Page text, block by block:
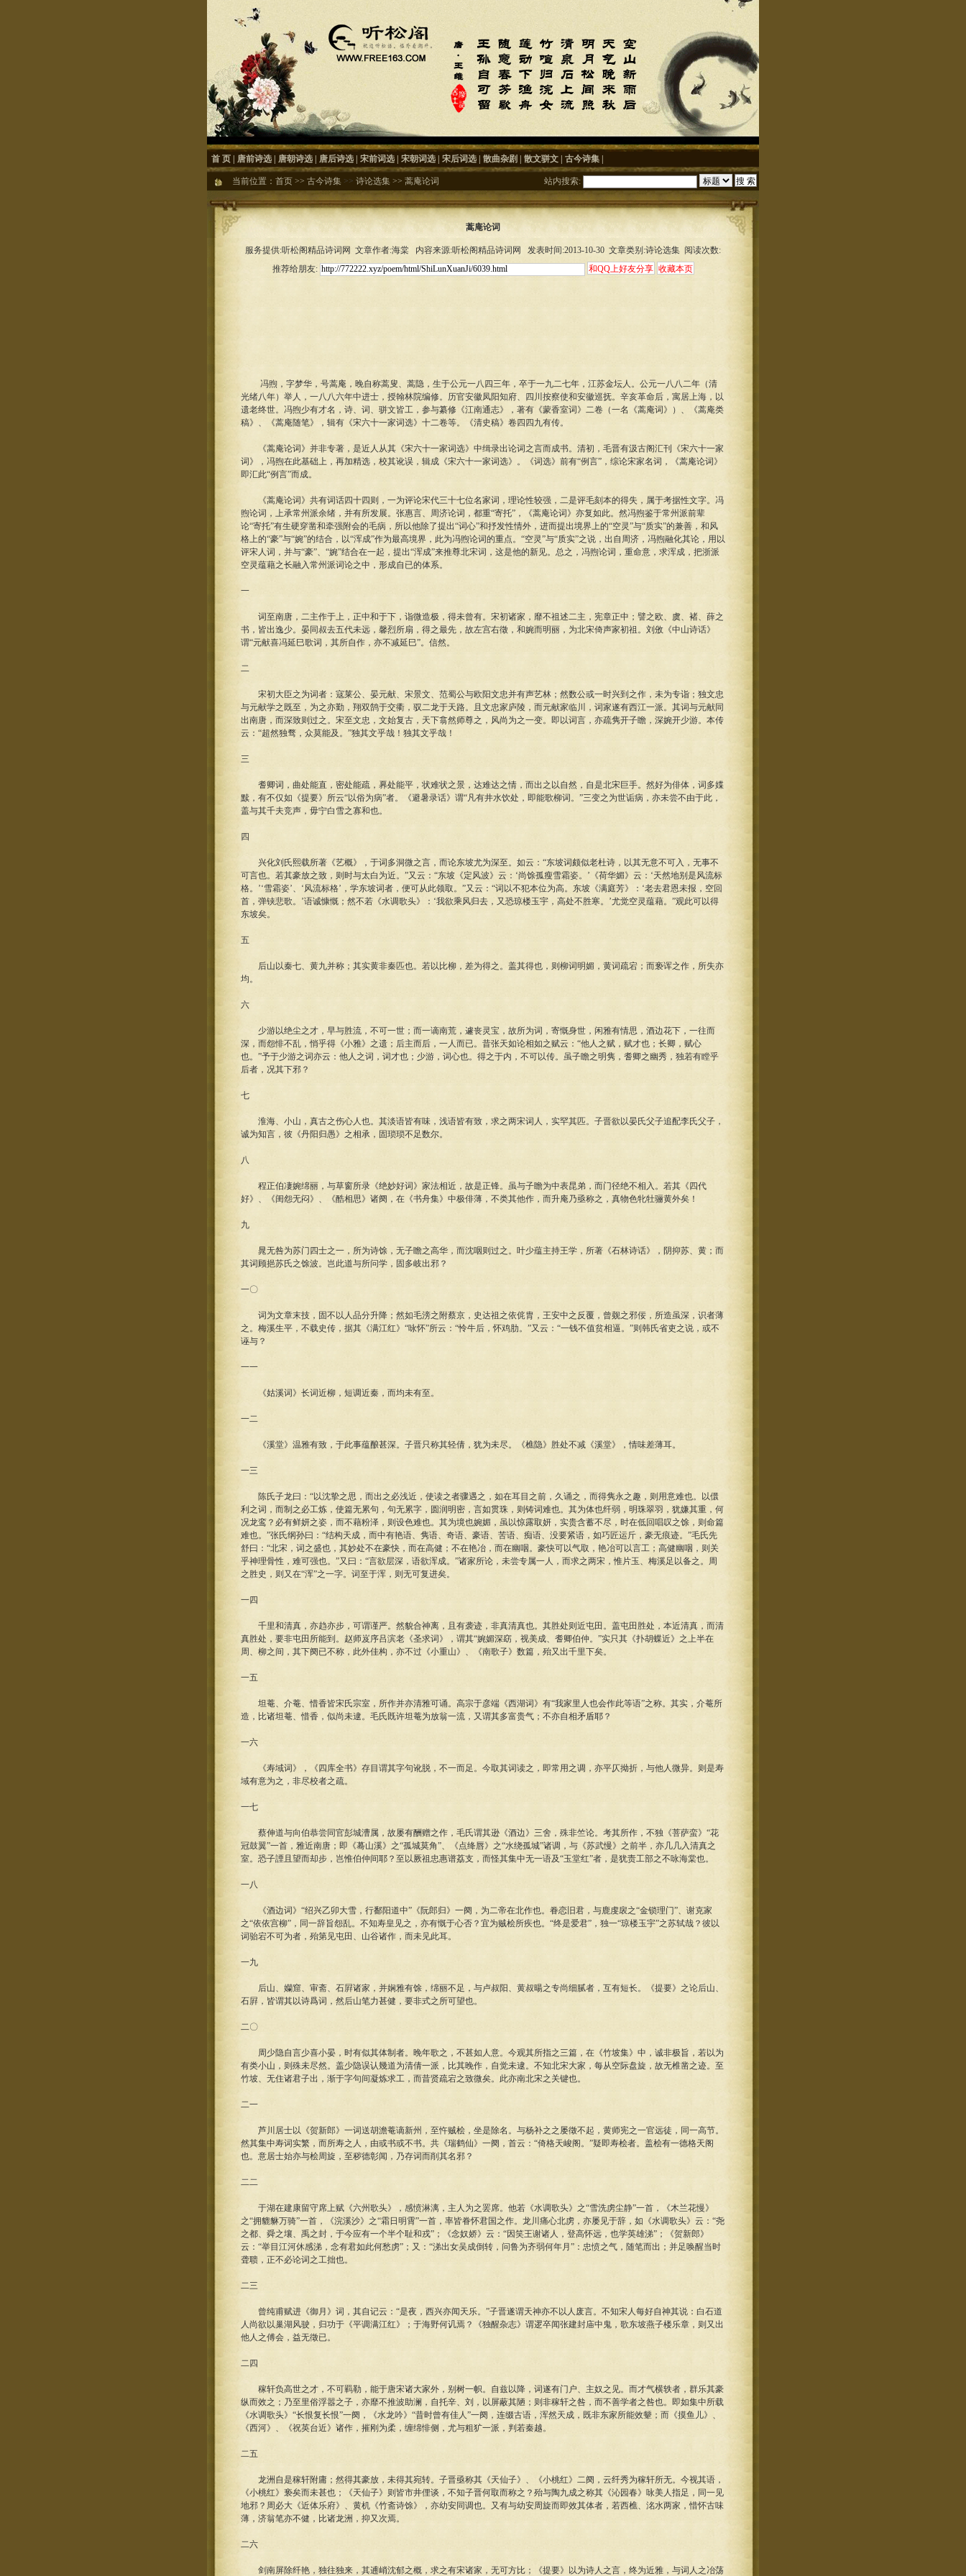
首 页 唐前诗选 唐朝诗选 唐后诗选 宋前词选 宋朝词选 宋后词选 散曲杂剧 散文骈文 古今诗集
当前位置： 首页 >> 古今诗集 >> 诗论选集 >> 蒿庵论词 站内搜索:
蒿庵论词
服务提供:听松阁精品诗词网 文章作者:海棠 内容来源:听松阁精品诗词网 发表时间:2013-10-30 文章类别:诗论选集 阅读次数:
推荐给朋友:
冯煦，字梦华，号蒿庵，晚自称蒿叟、蒿隐，生于公元一八四三年，卒于一九二七年，江苏金坛人。公元一八八二年（清
光绪八年）举人，一八八六年中进士，授翰林院编修。历官安徽凤阳知府、四川按察使和安徽巡抚。辛亥革命后，寓居上海，以
遗老终世。冯煦少有才名，诗、词、骈文皆工，参与纂修《江南通志》，著有《蒙香室词》二卷（一名《蒿庵词》）、《蒿庵类
稿》、《蒿庵随笔》，辑有《宋六十一家词选》十二卷等。《清史稿》卷四四九有传。
《蒿庵论词》并非专著，是近人从其《宋六十一家词选》中缉录出论词之言而成书。清初，毛晋有汲古阁汇刊《宋六十一家
词》，冯煦在此基础上，再加精选，校其讹误，辑成《宋六十一家词选》。《词选》前有“例言”，综论宋家名词，《蒿庵论词》
即汇此“例言”而成。
《蒿庵论词》共有词话四十四则，一为评论宋代三十七位名家词，理论性较强，二是评毛刻本的得失，属于考据性文字。冯
煦论词，上承常州派余绪，并有所发展。张惠言、周济论词，都重“寄托”，《蒿庵论词》亦复如此。然冯煦鉴于常州派前辈
论“寄托”有生硬穿凿和牵强附会的毛病，所以他除了提出“词心”和抒发性情外，进而提出境界上的“空灵”与“质实”的兼善，和风
格上的“豪”与“婉”的结合，以“浑成”作为最高境界，此为冯煦论词的重点。“空灵”与“质实”之说，出自周济，冯煦融化其论，用以
评宋人词，并与“豪”、“婉”结合在一起，提出“浑成”来推尊北宋词，这是他的新见。总之，冯煦论词，重命意，求浑成，把浙派
空灵蕴藉之长融入常州派词论之中，形成自已的体系。
一
词至南唐，二主作于上，正中和于下，诣微造极，得未曾有。宋初诸家，靡不祖述二主，宪章正中；譬之欧、虞、褚、薛之
书，皆出逸少。晏同叔去五代未远，馨烈所扇，得之最先，故左宫右徵，和婉而明丽，为北宋倚声家初祖。刘攽《中山诗话》
谓“元献喜冯延巳歌词，其所自作，亦不减延巳”。信然。
二
宋初大臣之为词者：寇莱公、晏元献、宋景文、范蜀公与欧阳文忠并有声艺林；然数公或一时兴到之作，未为专诣；独文忠
与元献学之既至，为之亦勤，翔双鹄于交衢，驭二龙于天路。且文忠家庐陵，而元献家临川，词家遂有西江一派。其词与元献同
出南唐，而深致则过之。宋至文忠，文始复古，天下翕然师尊之，风尚为之一变。即以词言，亦疏隽开子瞻，深婉开少游。本传
云：“超然独骛，众莫能及。”独其文乎哉！独其文乎哉！
三
耆卿词，曲处能直，密处能疏，奡处能平，状难状之景，达难达之情，而出之以自然，自是北宋巨手。然好为俳体，词多媟
黩，有不仅如《提要》所云“以俗为病”者。《避暑录话》谓“凡有井水饮处，即能歌柳词。”三变之为世诟病，亦未尝不由于此，
盖与其千夫竞声，毋宁白雪之寡和也。
四
兴化刘氏熙载所著《艺概》，于词多洞微之言，而论东坡尤为深至。如云：“东坡词颇似老杜诗，以其无意不可入，无事不
可言也。若其豪放之致，则时与太白为近。”又云：“东坡《定风波》云：‘尚馀孤瘦雪霜姿。’《荷华媚》云：‘天然地别是风流标
格。’‘雪霜姿’、‘风流标格’，学东坡词者，便可从此领取。”又云：“词以不犯本位为高。东坡《满庭芳》：‘老去君恩未报，空回
首，弹铗悲歌。’语诚慷慨；然不若《水调歌头》：‘我欲乘风归去，又恐琼楼玉宇，高处不胜寒。’尤觉空灵蕴藉。”观此可以得
东坡矣。
五
后山以秦七、黄九并称；其实黄非秦匹也。若以比柳，差为得之。盖其得也，则柳词明媚，黄词疏宕；而亵诨之作，所失亦
均。
六
少游以绝尘之才，早与胜流，不可一世；而一谪南荒，遽丧灵宝，故所为词，寄慨身世，闲雅有情思，酒边花下，一往而
深，而怨悱不乱，悄乎得《小雅》之遗；后主而后，一人而已。昔张天如论相如之赋云：“他人之赋，赋才也；长卿，赋心
也。”予于少游之词亦云：他人之词，词才也；少游，词心也。得之于内，不可以传。虽子瞻之明隽，耆卿之幽秀，独若有瞠乎
后者，况其下邪？
七
淮海、小山，真古之伤心人也。其淡语皆有味，浅语皆有致，求之两宋词人，实罕其匹。子晋欲以晏氏父子追配李氏父子，
诚为知言，彼《丹阳归愚》之相承，固琐琐不足数尔。
八
程正伯凄婉绵丽，与草窗所录《绝妙好词》家法相近，故是正锋。虽与子瞻为中表昆弟，而门径绝不相入。若其《四代
好》、《闺怨无闷》、《酷相思》诸阕，在《书舟集》中极俳薄，不类其他作，而升庵乃亟称之，真物色牝牡骊黄外矣！
九
晁无咎为苏门四士之一，所为诗馀，无子瞻之高华，而沈咽则过之。叶少蕴主持王学，所著《石林诗话》，阴抑苏、黄；而
其词顾挹苏氏之馀波。岂此道与所问学，固多岐出邪？
一〇
词为文章末技，固不以人品分升降；然如毛滂之附蔡京，史达祖之依侂胄，王安中之反覆，曾觌之邪佞，所造虽深，识者薄
之。梅溪生平，不载史传，据其《满江红》“咏怀”所云：“怜牛后，怀鸡肋。”又云：“一钱不值贫相逼。”则韩氏省吏之说，或不
诬与？
一一
《姑溪词》长词近柳，短调近秦，而均未有至。
一二
《溪堂》温雅有致，于此事蕴酿甚深。子晋只称其轻倩，犹为未尽。《樵隐》胜处不减《溪堂》，情味差薄耳。
一三
陈氏子龙曰：“以沈挚之思，而出之必浅近，使读之者骤遇之，如在耳目之前，久诵之，而得隽永之趣，则用意难也。以儇
利之词，而制之必工炼，使篇无累句，句无累字，圆润明密，言如贯珠，则铸词难也。其为体也纤弱，明珠翠羽，犹嫌其重，何
况龙鸾？必有鲜妍之姿，而不藉粉泽，则设色难也。其为境也婉媚，虽以惊露取妍，实贵含蓄不尽，时在低回唱叹之馀，则命篇
难也。”张氏纲孙曰：“结构天成，而中有艳语、隽语、奇语、豪语、苦语、痴语、没要紧语，如巧匠运斤，豪无痕迹。”毛氏先
舒曰：“北宋，词之盛也，其妙处不在豪快，而在高健；不在艳冶，而在幽咽。豪快可以气取，艳冶可以言工；高健幽咽，则关
乎神理骨性，难可强也。”又曰：“言欲层深，语欲浑成。”诸家所论，未尝专属一人，而求之两宋，惟片玉、梅溪足以备之。周
之胜史，则又在“浑”之一字。词至于浑，则无可复进矣。
一四
千里和清真，亦趋亦步，可谓谨严。然貌合神离，且有袭迹，非真清真也。其胜处则近屯田。盖屯田胜处，本近清真，而清
真胜处，要非屯田所能到。赵师岌序吕滨老《圣求词》，谓其“婉媚深窈，视美成、耆卿伯仲。”实只其《扑胡蝶近》之上半在
周、柳之间，其下阕已不称，此外佳构，亦不过《小重山》、《南歌子》数篇，殆又出千里下矣。
一五
坦菴、介菴、惜香皆宋氏宗室，所作并亦清雅可诵。高宗于彦端《西湖词》有“我家里人也会作此等语”之称。其实，介菴所
造，比诸坦菴、惜香，似尚未逮。毛氏既许坦菴为放翁一流，又谓其多富贵气；不亦自相矛盾耶？
一六
《寿域词》，《四库全书》存目谓其字句讹脱，不一而足。今取其词读之，即常用之调，亦平仄拗折，与他人微异。则是寿
域有意为之，非尽校者之疏。
一七
蔡伸道与向伯恭尝同官彭城漕属，故屡有酬赠之作，毛氏谓其逊《酒边》三舍，殊非竺论。考其所作，不独《菩萨蛮》“花
冠鼓翼”一首，雅近南唐；即《蓦山溪》之“孤城莫角”、《点绛唇》之“水绕孤城”诸调，与《苏武慢》之前半，亦几几入清真之
室。恐子諲且望而却步，岂惟伯仲间耶？至以厥祖忠惠谱荔支，而怪其集中无一语及“玉堂红”者，是犹责工部之不咏海棠也。
一八
《酒边词》“绍兴乙卯大雪，行鄱阳道中”《阮郎归》一阕，为二帝在北作也。眷恋旧君，与鹿虔扆之“金锁理门”、谢克家
之“依依宫柳”，同一辞旨怨乱。不知寿皇见之，亦有慨于心否？宜为贼桧所疾也。“终是爱君”，独一“琼楼玉宇”之苏轼哉？彼以
词骀宕不可为者，殆第见屯田、山谷诸作，而未见此耳。
一九
后山、孏窟、审斋、石屛诸家，并娴雅有馀，绵丽不足，与卢叔阳、黄叔暘之专尚细腻者，互有短长。《提要》之论后山、
石屛，皆谓其以诗爲词，然后山笔力甚健，要非式之所可望也。
二〇
周少隐自言少喜小晏，时有似其体制者。晚年歌之，不甚如人意。今观其所指之三篇，在《竹坡集》中，诚非极旨，若以为
有类小山，则殊未尽然。盖少隐误认幾道为清倩一派，比其晚作，自觉未逮。不知北宋大家，每从空际盘旋，故无椎凿之迹。至
竹坡、无住诸君子出，渐于字句间凝炼求工，而昔贤疏宕之致微矣。此亦南北宋之关键也。
二一
芦川居士以《贺新郎》一词送胡澹菴谪新州，至忤贼桧，坐是除名。与杨补之之屡徵不起，黄师宪之一官远徒，同一高节。
然其集中寿词实繁，而所寿之人，由或书或不书。共《瑞鹤仙》一阕，首云：“倚格天峻阁。”疑即寿桧者。盖桧有一德格天阁
也。意居士始亦与桧周旋，至秽德彰闻，乃存词而削其名邪？
二二
于湖在建康留守席上赋《六州歌头》，感愤淋漓，主人为之罢席。他若《水调歌头》之“雪洗虏尘静”一首，《木兰花慢》
之“拥貔貅万骑”一首，《浣溪沙》之“霜日明霄”一首，率皆眷怀君国之作。龙川痛心北虏，亦屡见于辞，如《水调歌头》云：“尧
之都、舜之壤、禹之封，于今应有一个半个耻和戎”；《念奴娇》云：“因笑王谢诸人，登高怀远，也学英雄涕”；《贺新郎》
云：“举目江河休感涕，念有君如此何愁虏”；又：“涕出女吴成倒转，问鲁为齐弱何年月”：忠愤之气，随笔而出；并足唤醒当时
聋聩，正不必论词之工拙也。
二三
曾纯甫赋进《御月》词，其自记云：“是夜，西兴亦闻天乐。”子晋遂谓天神亦不以人废言。不知宋人每好自神其说：白石道
人尚欲以巢湖风驶，归功于《平调满江红》；于海野何讥焉？《独醒杂志》谓逻卒闻张建封庙中鬼，歌东坡燕子楼乐章，则又出
他人之傅会，益无徵已。
二四
稼轩负高世之才，不可羁勒，能于唐宋诸大家外，别树一帜。自兹以降，词遂有门户、主奴之见。而才气横轶者，群乐其豪
纵而效之；乃至里俗浮嚣之子，亦靡不推波助澜，自托辛、刘，以屏蔽其陋；则非稼轩之咎，而不善学者之咎也。即如集中所载
《水调歌头》“长恨复长恨”一阕，《水龙吟》“昔时曾有佳人”一阕，连缀古语，浑然天成，既非东家所能效颦；而《摸鱼儿》、
《西河》、《祝英台近》诸作，摧刚为柔，缠绵悱侧，尤与粗犷一派，判若秦越。
二五
龙洲自是稼轩附庸；然得其豪放，未得其宛转。子晋亟称其《天仙子》、《小桃红》二阕，云纤秀为稼轩所无。今视其语，
《小桃红》亵矣而未甚也；《天仙子》则皆市井俚谈，不知子晋何取而称之？殆与陶九成之称其《沁园春》咏美人指足，同一见
地邪？周必大《近体乐府》、黄机《竹斋诗馀》，亦幼安同调也。又有与幼安周旋而即效其体者，若西樵、洺水两家，惜怀古味
薄，济翁笔亦不健，比诸龙洲，抑又次焉。
二六
剑南屏除纤艳，独往独来，其逋峭沈郁之概，求之有宋诸家，无可方比；《提要》以为诗人之言，终为近雅，与词人之冶荡